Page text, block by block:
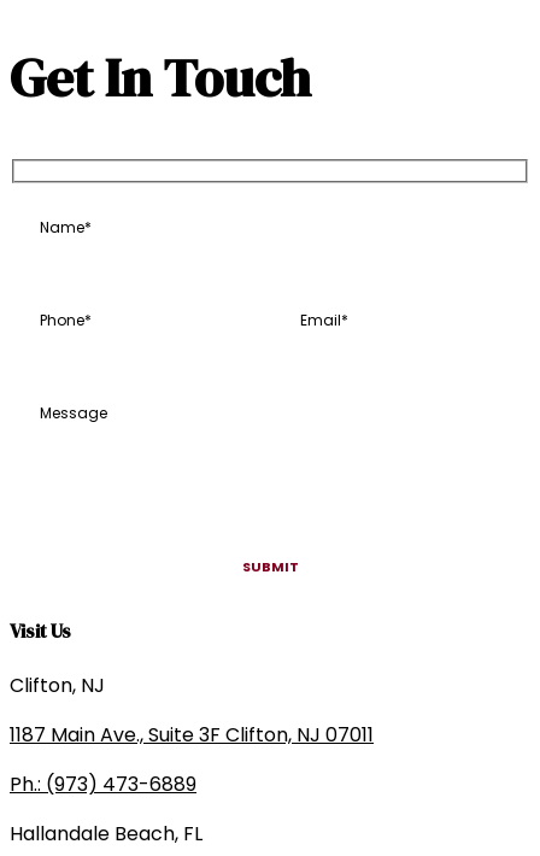
Get In Touch
Visit Us
Clifton, NJ
1187 Main Ave., Suite 3F Clifton, NJ 07011
Ph.: (973) 473-6889
Hallandale Beach, FL